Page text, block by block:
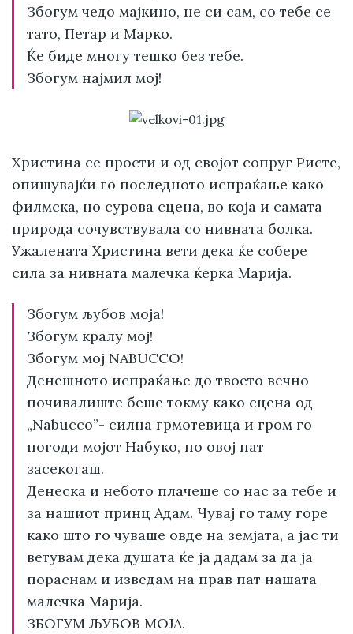
Збогум чедо мајкино, не си сам, со тебе се
тато, Петар и Марко.
Ќе биде многу тешко без тебе.
Збогум најмил мој!
Христина се прости и од својот сопруг Ристе,
опишувајќи го последното испраќање како
филмска, но сурова сцена, во која и самата
природа сочувствувала со нивната болка.
Ужалената Христина вети дека ќе собере
сила за нивната малечка ќерка Марија.
Збогум љубов моја!
Збогум кралу мој!
Збогум мој NABUCCO!
Денешното испраќање до твоето вечно
почивалиште беше токму како сцена од
„Nabucco”- силна грмотевица и гром го
погоди мојот Набуко, но овој пат
засекогаш.
Денеска и небото плачеше со нас за тебе и
за нашиот принц Адам. Чувај го таму горе
како што го чуваше овде на земјата, а јас ти
ветувам дека душата ќе ја дадам за да ја
пораснам и изведам на прав пат нашата
малечка Марија.
ЗБОГУМ ЉУБОВ МОЈА.